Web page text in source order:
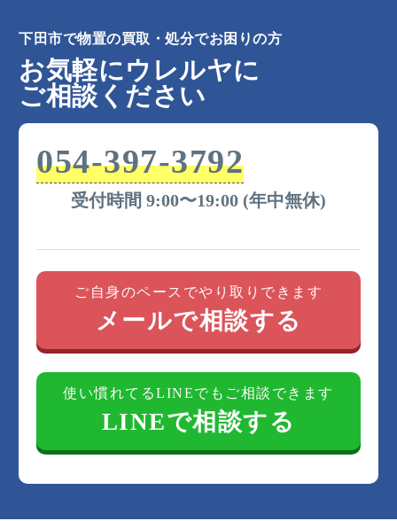
下田市で物置の買取・処分でお困りの方
お気軽にウレルヤに
ご相談ください
054-397-3792
受付時間 9:00〜19:00 (年中無休)
ご自身のペースでやり取りできます
メールで相談する
使い慣れてるLINEでもご相談できます
LINEで相談する